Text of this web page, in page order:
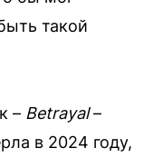
такой
– Betrayal–
в 2024 году,